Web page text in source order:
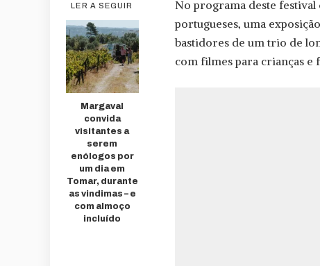
LER A SEGUIR
Margaval
convida
visitantes a
serem
enólogos por
um dia em
Tomar, durante
as vindimas – e
com almoço
incluído
No programa deste festival
portugueses, uma
bastidores de um trio de
com filmes para crianças e